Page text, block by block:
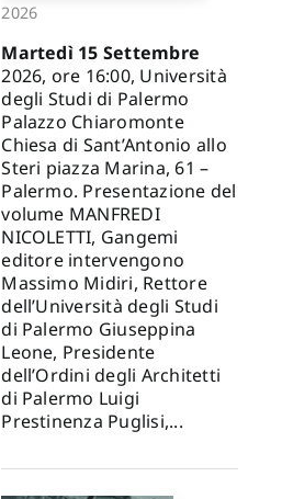
2026
Martedì 15 Settembre
2026, ore 16:00, Università
degli Studi di Palermo
Palazzo Chiaromonte
Chiesa di Sant’Antonio allo
Steri piazza Marina, 61 –
Palermo. Presentazione del
volume MANFREDI
NICOLETTI, Gangemi
editore intervengono
Massimo Midiri, Rettore
dell’Università degli Studi
di Palermo Giuseppina
Leone, Presidente
dell’Ordini degli Architetti
di Palermo Luigi
Prestinenza Puglisi,...